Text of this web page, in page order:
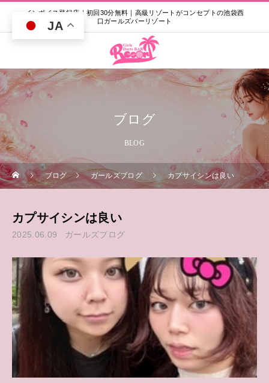
インボイス登録店｜初回30分無料｜高級リゾートがコンセプトの池袋西
口ガールズバーリゾート
ブログ
BLOG
ブログ ガールズブログ カプサイシンは良い
カプサイシンは良い
2025.06.09 ガールズブログ
JA